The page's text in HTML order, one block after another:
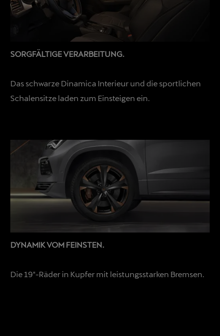
SORGFÄLTIGE VERARBEITUNG.
Das schwarze Dinamica Interieur und die sportlichen
Schalensitze laden zum Einsteigen ein.
DYNAMIK VOM FEINSTEN.
Die 19″-Räder in Kupfer mit leistungsstarken Bremsen.